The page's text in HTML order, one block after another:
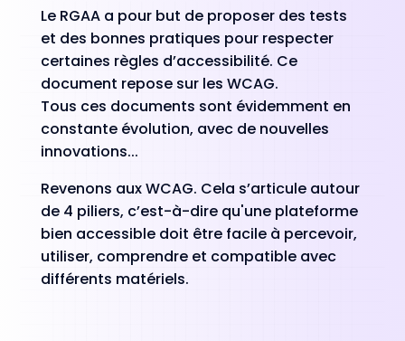
Le RGAA a pour but de proposer des tests
et des bonnes pratiques pour respecter
certaines règles d’accessibilité. Ce
document repose sur les WCAG.
Tous ces documents sont évidemment en
constante évolution, avec de nouvelles
innovations...
Revenons aux WCAG. Cela s’articule autour
de 4 piliers, c’est-à-dire qu'une plateforme
bien accessible doit être facile à percevoir,
utiliser, comprendre et compatible avec
différents matériels.